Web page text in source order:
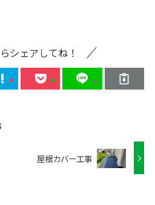
シェアしてね！
屋根カバー工事